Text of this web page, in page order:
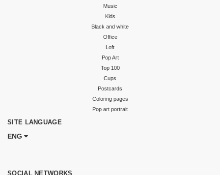
Music
Kids
Black and white
Office
Loft
Pop Art
Top 100
Cups
Postcards
Coloring pages
Pop art portrait
SITE LANGUAGE
ENG
SOCIAL NETWORKS